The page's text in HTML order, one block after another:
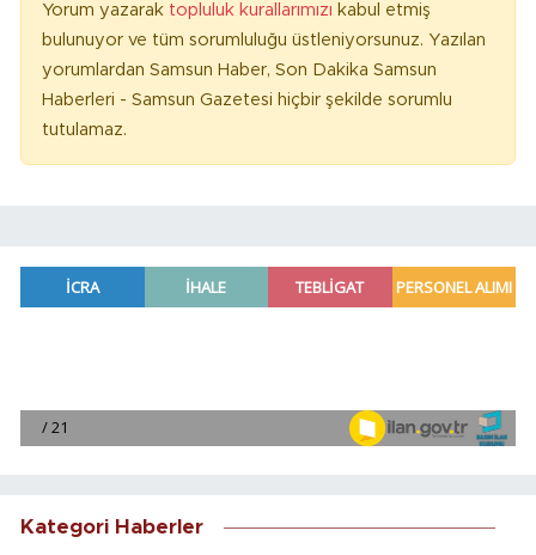
Yorum yazarak topluluk kurallarımızı kabul etmiş
bulunuyor ve tüm sorumluluğu üstleniyorsunuz. Yazılan
yorumlardan Samsun Haber, Son Dakika Samsun
Haberleri - Samsun Gazetesi hiçbir şekilde sorumlu
tutulamaz.
Kategori Haberler